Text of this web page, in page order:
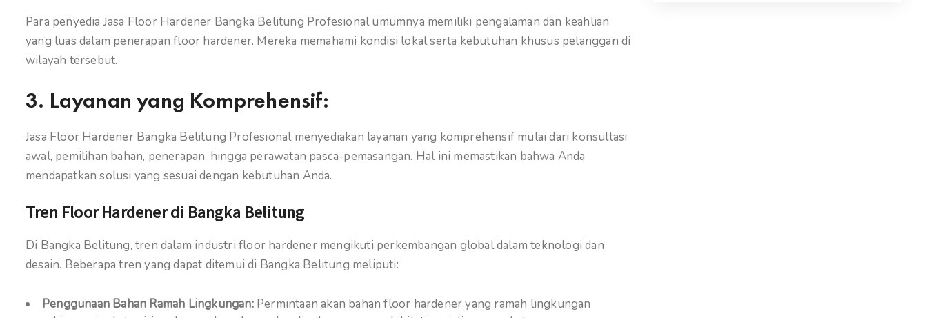
Para penyedia Jasa Floor Hardener Bangka Belitung Profesional umumnya memiliki pengalaman dan keahlian
yang luas dalam penerapan floor hardener. Mereka memahami kondisi lokal serta kebutuhan khusus pelanggan di
wilayah tersebut.
3. Layanan yang Komprehensif:
Jasa Floor Hardener Bangka Belitung Profesional menyediakan layanan yang komprehensif mulai dari konsultasi
awal, pemilihan bahan, penerapan, hingga perawatan pasca-pemasangan. Hal ini memastikan bahwa Anda
mendapatkan solusi yang sesuai dengan kebutuhan Anda.
Tren Floor Hardener di Bangka Belitung
Di Bangka Belitung, tren dalam industri floor hardener mengikuti perkembangan global dalam teknologi dan
desain. Beberapa tren yang dapat ditemui di Bangka Belitung meliputi:
Penggunaan Bahan Ramah Lingkungan:Permintaan akan bahan floor hardener yang ramah lingkungan